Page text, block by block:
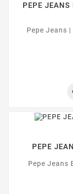
PEPE JEANS
Pepe Jeans
PEPE
Pepe Jeans